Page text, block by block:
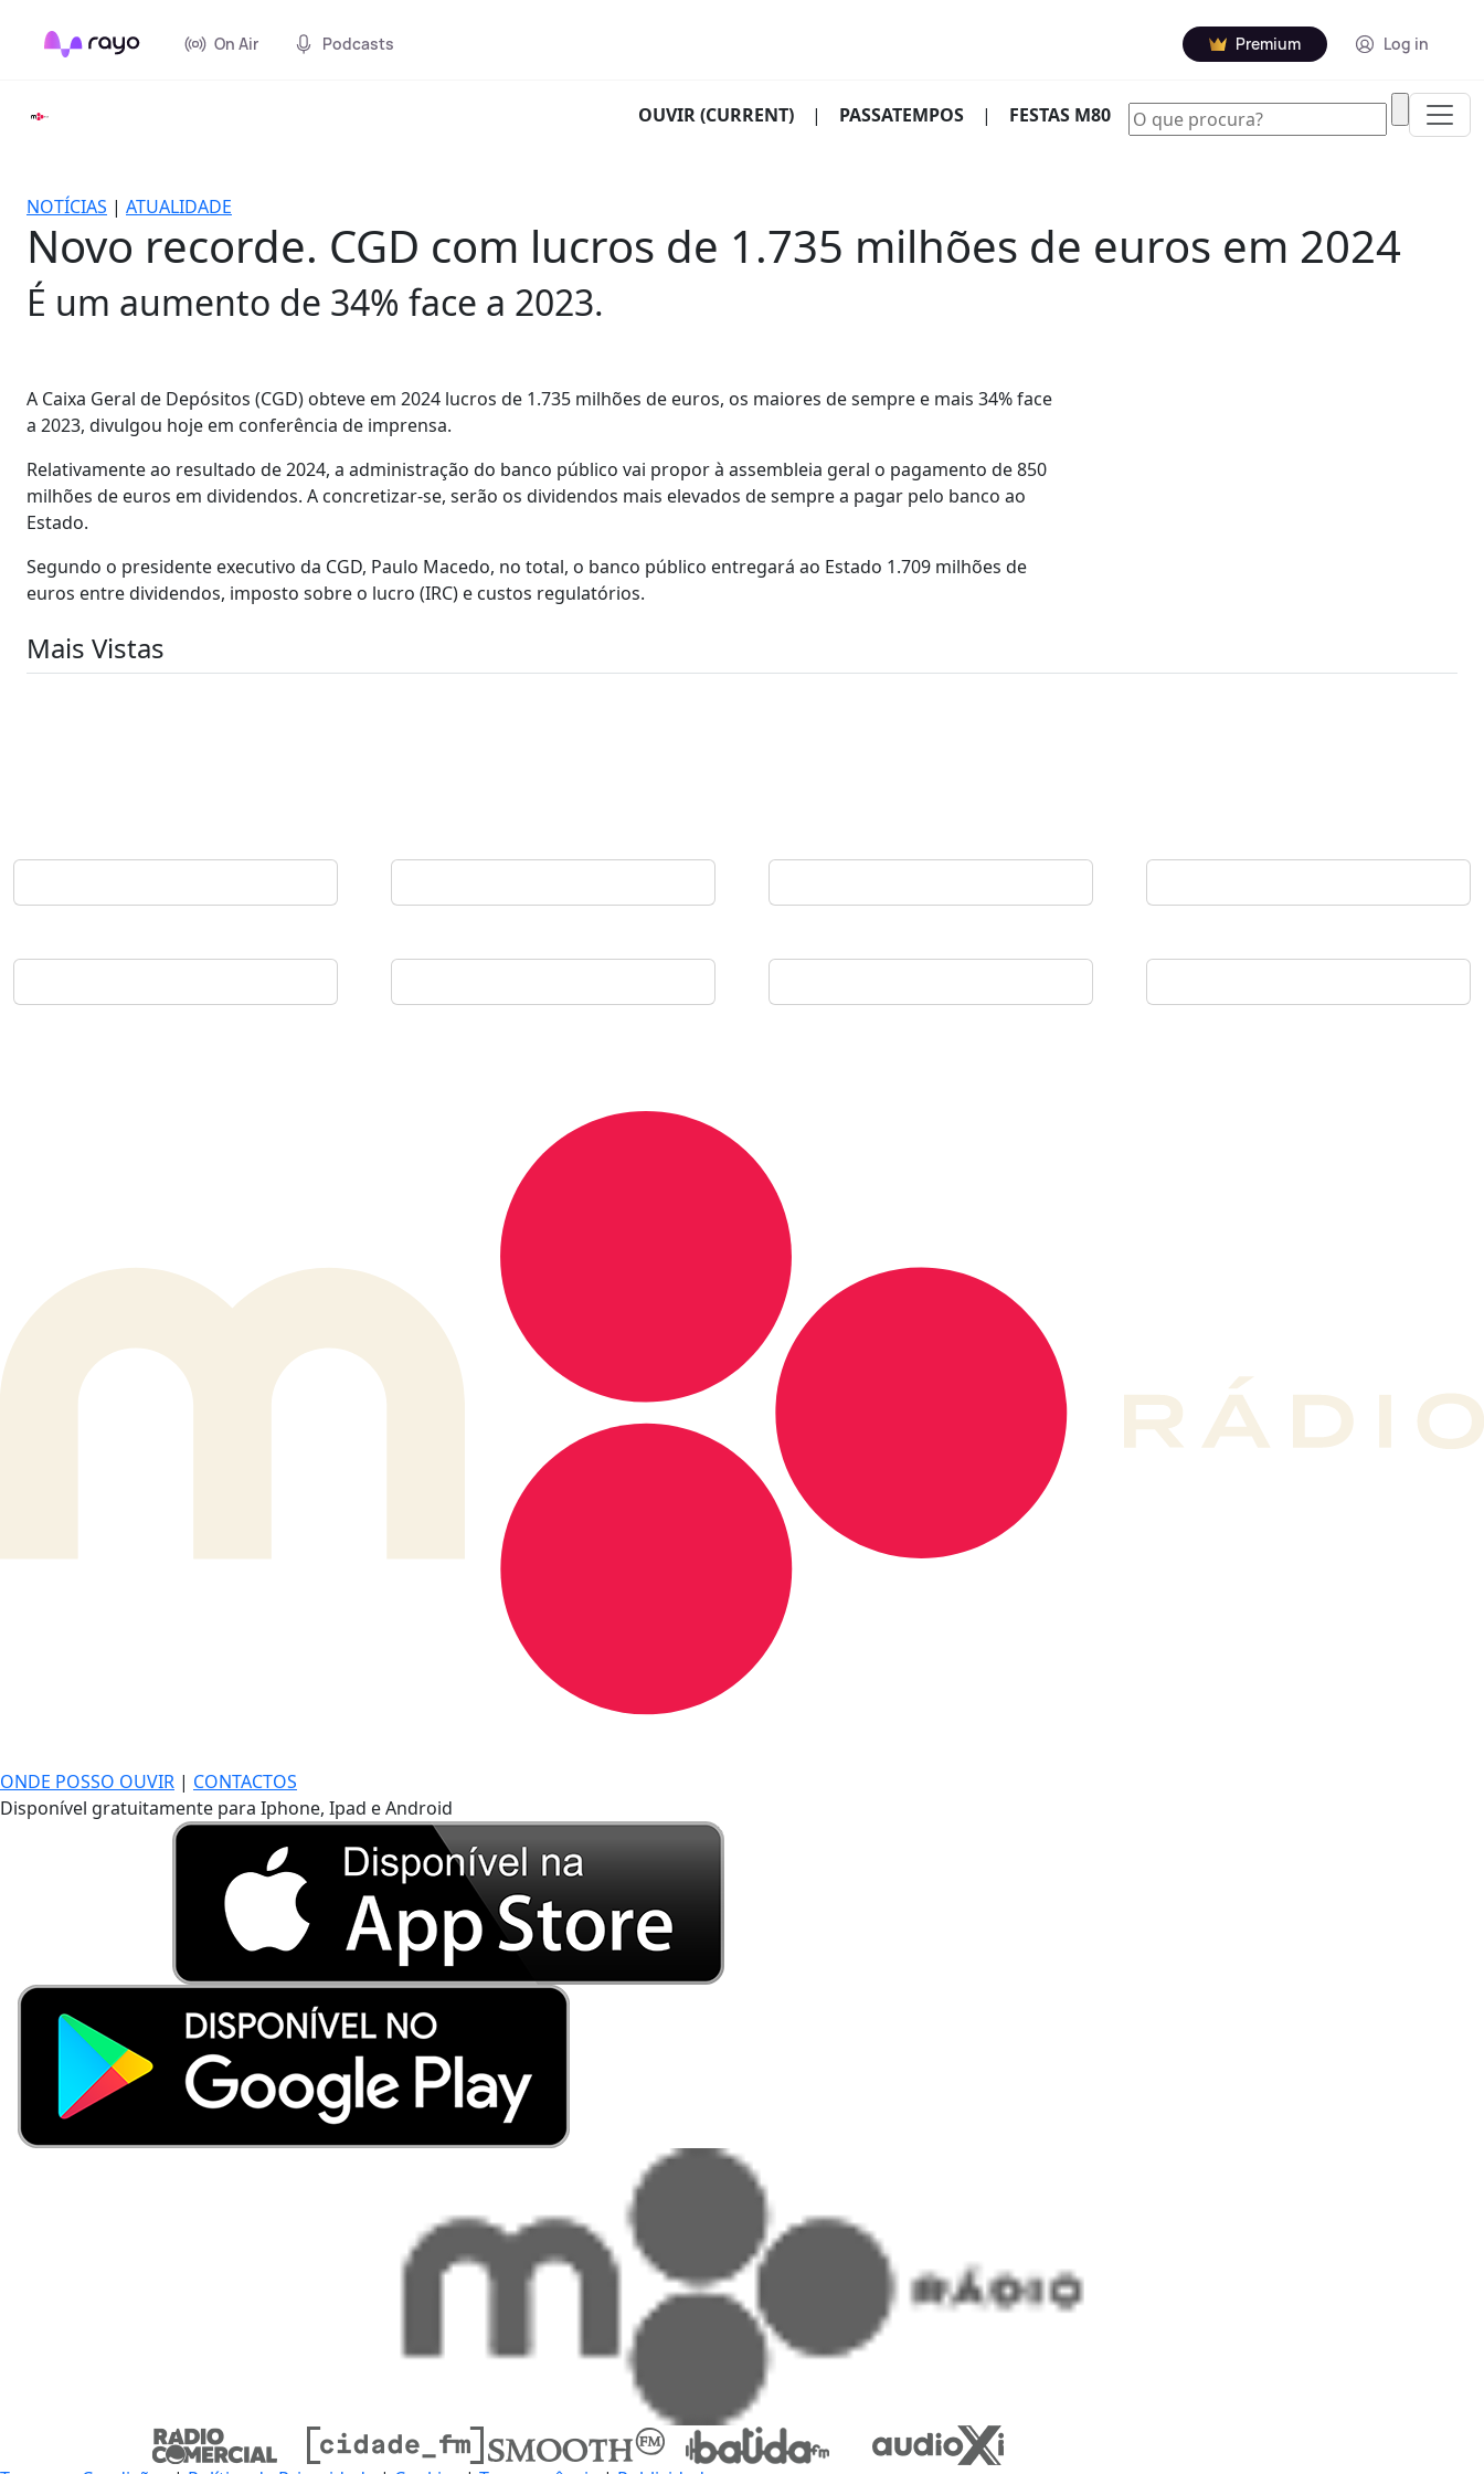
On Air Podcasts Premium Log in
OUVIR(CURRENT) | PASSATEMPOS | FESTAS M80
NOTÍCIAS | ATUALIDADE
Novo recorde. CGD com lucros de 1.735 milhões de euros em 2024
É um aumento de 34% face a 2023.
A Caixa Geral de Depósitos (CGD) obteve em 2024 lucros de 1.735 milhões de euros, os maiores de sempre e mais 34% face
a 2023, divulgou hoje em conferência de imprensa.
Relativamente ao resultado de 2024, a administração do banco público vai propor à assembleia geral o pagamento de 850
milhões de euros em dividendos. A concretizar-se, serão os dividendos mais elevados de sempre a pagar pelo banco ao
Estado.
Segundo o presidente executivo da CGD, Paulo Macedo, no total, o banco público entregará ao Estado 1.709 milhões de
euros entre dividendos, imposto sobre o lucro (IRC) e custos regulatórios.
Mais Vistas
ONDE POSSO OUVIR | CONTACTOS
Disponível gratuitamente para Iphone, Ipad e Android